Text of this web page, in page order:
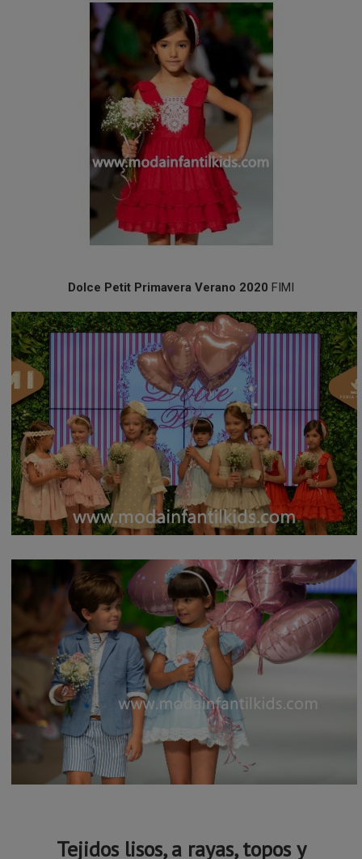
Dolce Petit Primavera Verano 2020 FIMI
Tejidos lisos, a rayas, topos y